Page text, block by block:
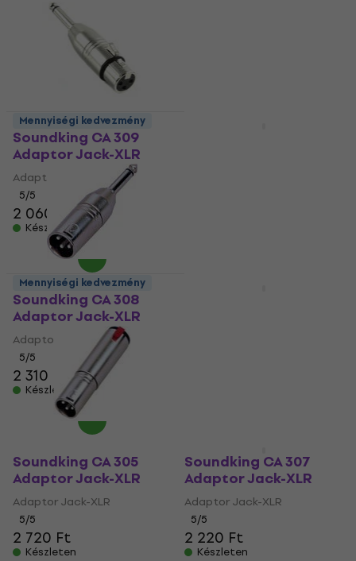
Soundking CA 309
Adaptor Jack-XLR
Adaptor Jack-XLR
5/5
2 060 Ft
Készleten
Mennyiségi kedvezmény
Soundking CA 308
Adaptor Jack-XLR
Adaptor Jack-XLR
5/5
2 310 Ft
Készleten
Mennyiségi kedvezmény
Soundking CA 305
Adaptor Jack-XLR
Adaptor Jack-XLR
5/5
2 720 Ft
Készleten
Soundking CA 307
Adaptor Jack-XLR
Adaptor Jack-XLR
5/5
2 220 Ft
Készleten